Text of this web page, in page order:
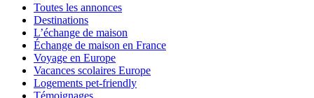
Toutes les annonces
Destinations
L’échange de maison
Échange de maison en France
Voyage en Europe
Vacances scolaires Europe
Logements pet-friendly
Témoignages